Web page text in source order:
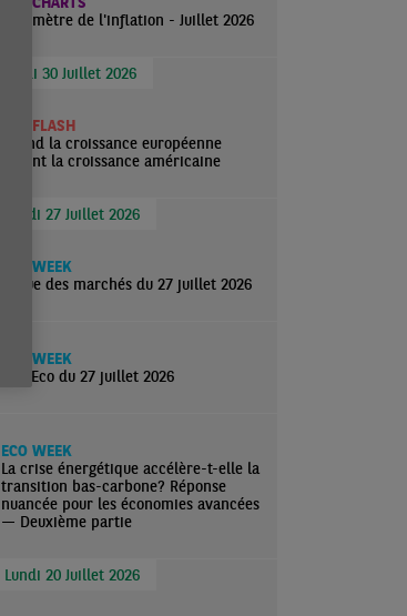
Baromètre de l'inflation - Juillet 2026
Jeudi 30 Juillet 2026
ECO FLASH
Quand la croissance européenne
rejoint la croissance américaine
Lundi 27 Juillet 2026
ECO WEEK
Revue des marchés du 27 juillet 2026
ECO WEEK
ActuEco du 27 juillet 2026
ECO WEEK
La crise énergétique accélère-t-elle la
transition bas-carbone? Réponse
nuancée pour les économies avancées
— Deuxième partie
Lundi 20 Juillet 2026